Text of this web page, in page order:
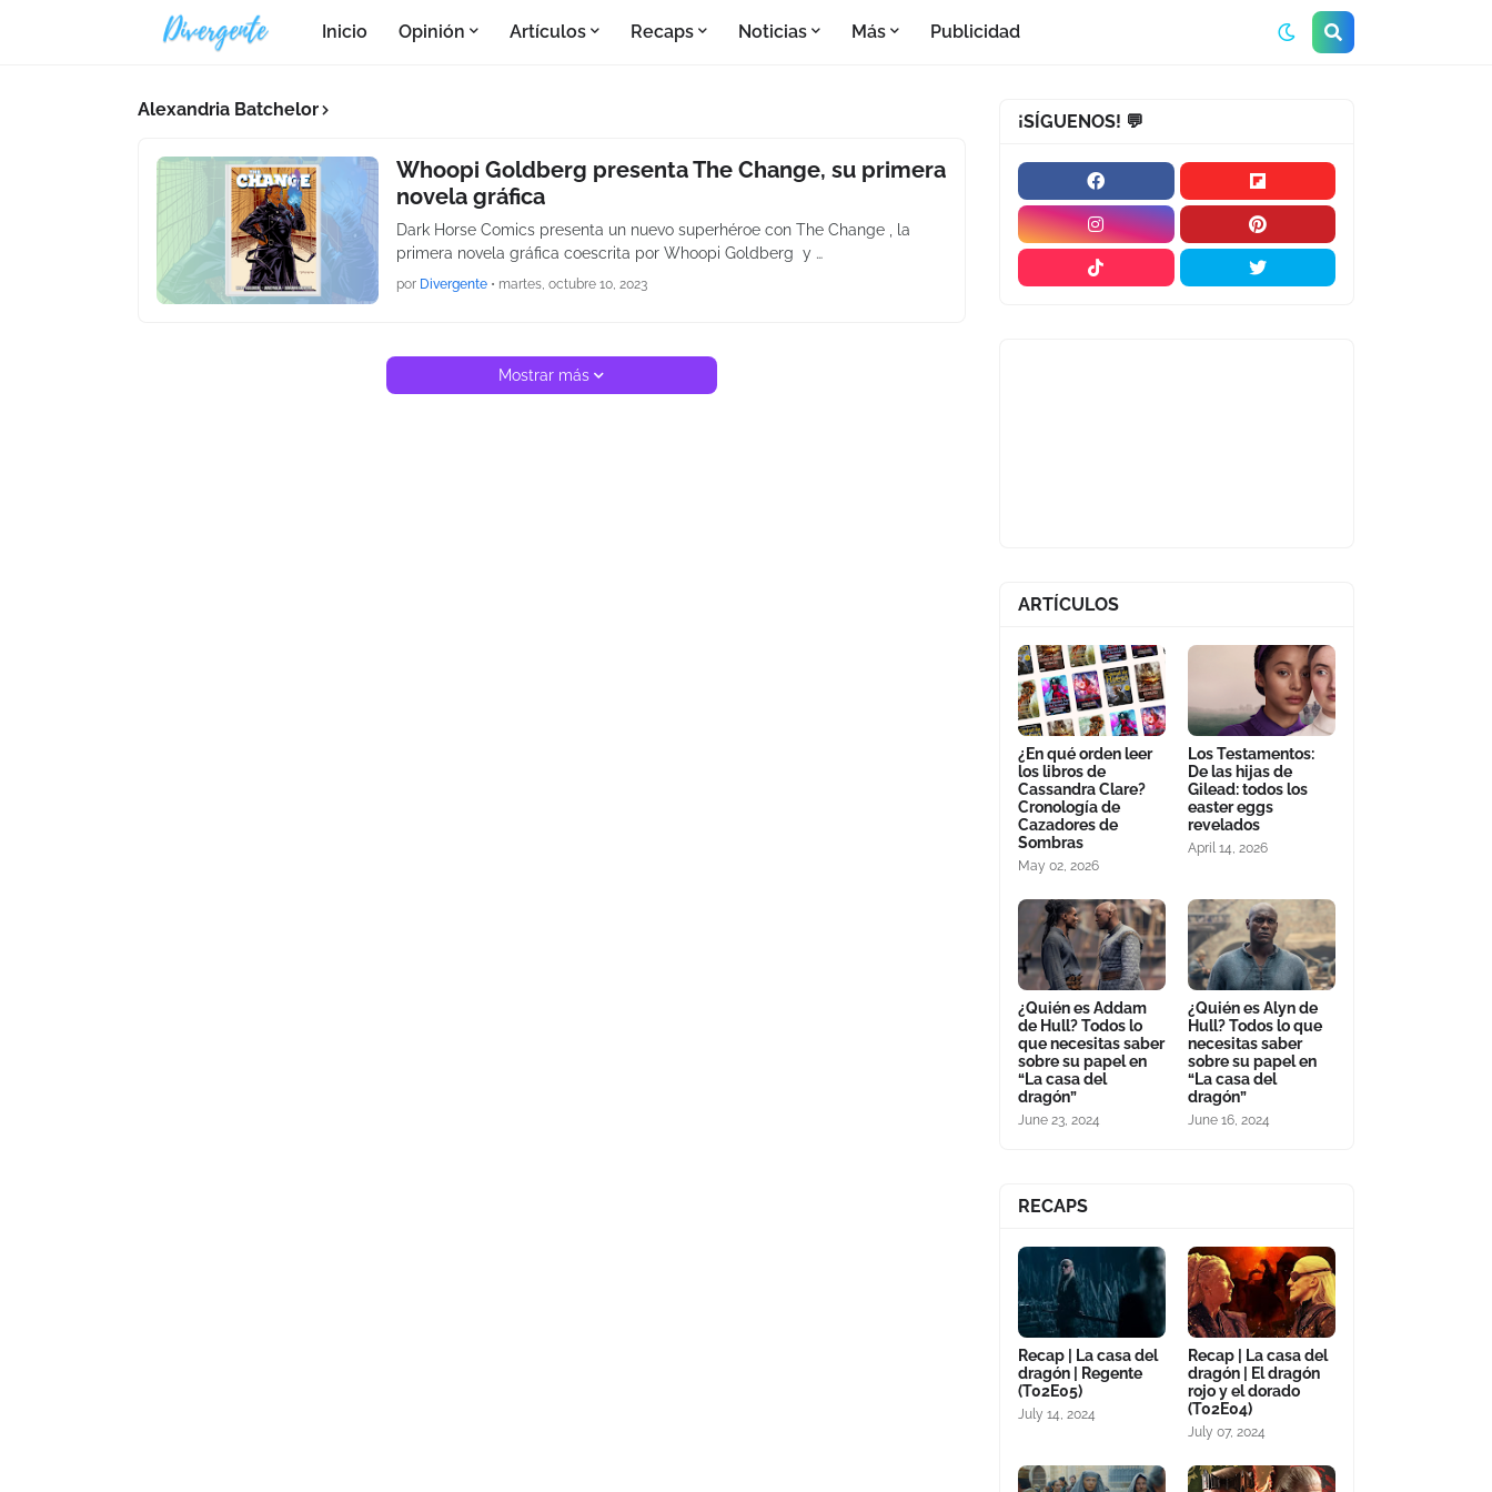
Inicio Opinión Artículos Recaps Noticias Más Publicidad
Alexandria Batchelor
Whoopi Goldberg presenta The Change, su primera
novela gráfica
Dark Horse Comics presenta un nuevo superhéroe con The Change , la
primera novela gráfica coescrita por Whoopi Goldberg y …
por Divergente • martes, octubre 10, 2023
Mostrar más
¡SÍGUENOS! 💬
ARTÍCULOS
¿En qué orden leer
los libros de
Cassandra Clare?
Cronología de
Cazadores de
Sombras
May 02, 2026
Los Testamentos:
De las hijas de
Gilead: todos los
easter eggs
revelados
April 14, 2026
¿Quién es Addam
de Hull? Todos lo
que necesitas saber
sobre su papel en
“La casa del
dragón”
June 23, 2024
¿Quién es Alyn de
Hull? Todos lo que
necesitas saber
sobre su papel en
“La casa del
dragón”
June 16, 2024
RECAPS
Recap | La casa del
dragón | Regente
(T02E05)
July 14, 2024
Recap | La casa del
dragón | El dragón
rojo y el dorado
(T02E04)
July 07, 2024